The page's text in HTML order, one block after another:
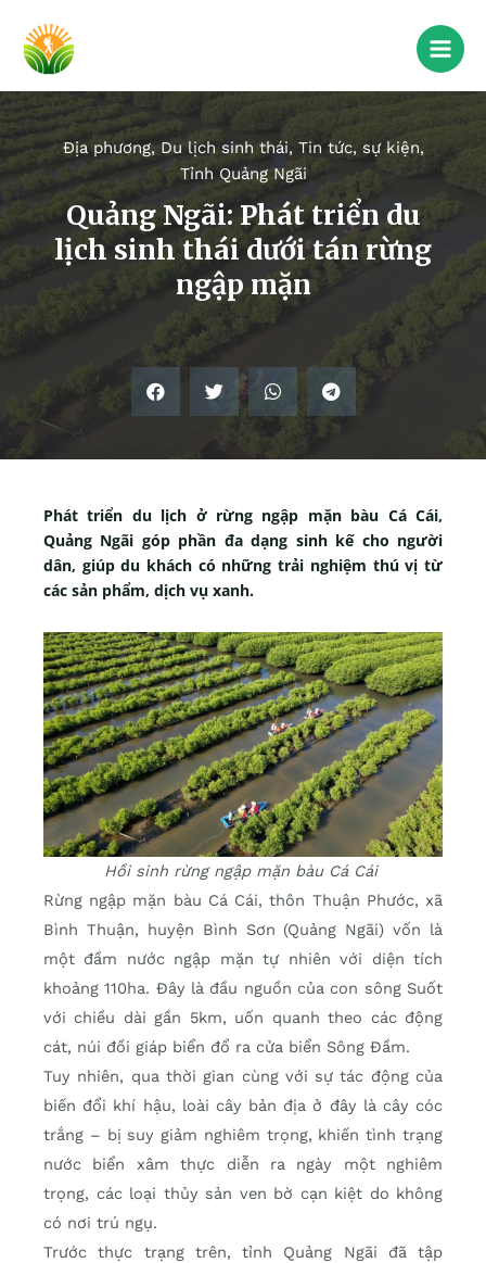
Địa phương, Du lịch sinh thái, Tin tức, sự kiện,
Tỉnh Quảng Ngãi
Quảng Ngãi: Phát triển du
lịch sinh thái dưới tán rừng
ngập mặn
Phát triển du lịch ở rừng ngập mặn bàu Cá Cái,
Quảng Ngãi góp phần đa dạng sinh kế cho người
dân, giúp du khách có những trải nghiệm thú vị từ
các sản phẩm, dịch vụ xanh.
Hồi sinh rừng ngập mặn bàu Cá Cái
Rừng ngập mặn bàu Cá Cái, thôn Thuận Phước, xã
Bình Thuận, huyện Bình Sơn (Quảng Ngãi) vốn là
một đầm nước ngập mặn tự nhiên với diện tích
khoảng 110ha. Đây là đầu nguồn của con sông Suốt
với chiều dài gần 5km, uốn quanh theo các động
cát, núi đồi giáp biển đổ ra cửa biển Sông Đầm.
Tuy nhiên, qua thời gian cùng với sự tác động của
biến đổi khí hậu, loài cây bản địa ở đây là cây cóc
trắng – bị suy giảm nghiêm trọng, khiến tình trạng
nước biển xâm thực diễn ra ngày một nghiêm
trọng, các loại thủy sản ven bờ cạn kiệt do không
có nơi trú ngụ.
Trước thực trạng trên, tỉnh Quảng Ngãi đã tập